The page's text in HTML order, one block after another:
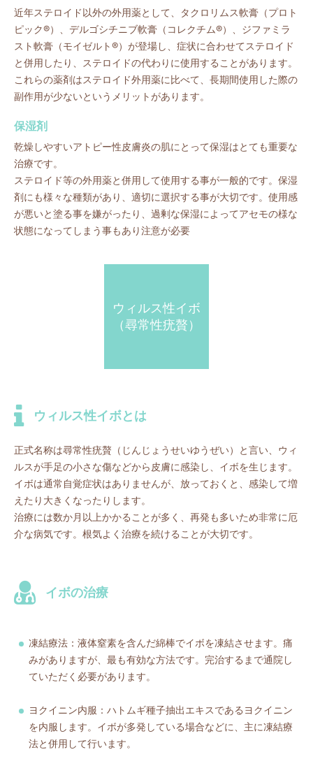
近年ステロイド以外の外用薬として、タクロリムス軟膏（プロト
ピック®）、デルゴシチニブ軟膏（コレクチム®）、ジファミラ
スト軟膏（モイゼルト®）が登場し、症状に合わせてステロイド
と併用したり、ステロイドの代わりに使用することがあります。
これらの薬剤はステロイド外用薬に比べて、長期間使用した際の
副作用が少ないというメリットがあります。
保湿剤
乾燥しやすいアトピー性皮膚炎の肌にとって保湿はとても重要な
治療です。
ステロイド等の外用薬と併用して使用する事が一般的です。保湿
剤にも様々な種類があり、適切に選択する事が大切です。使用感
が悪いと塗る事を嫌がったり、過剰な保湿によってアセモの様な
状態になってしまう事もあり注意が必要
ウィルス性イボ
（尋常性疣贅）
ウィルス性イボとは
正式名称は尋常性疣贅（じんじょうせいゆうぜい）と言い、ウィ
ルスが手足の小さな傷などから皮膚に感染し、イボを生じます。
イボは通常自覚症状はありませんが、放っておくと、感染して増
えたり大きくなったりします。
治療には数か月以上かかることが多く、再発も多いため非常に厄
介な病気です。根気よく治療を続けることが大切です。
イボの治療
凍結療法：液体窒素を含んだ綿棒でイボを凍結させます。痛
みがありますが、最も有効な方法です。完治するまで通院し
ていただく必要があります。
ヨクイニン内服：ハトムギ種子抽出エキスであるヨクイニン
を内服します。イボが多発している場合などに、主に凍結療
法と併用して行います。